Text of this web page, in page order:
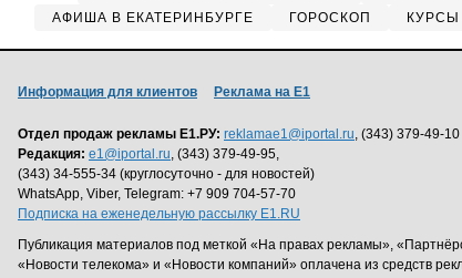
АФИША В ЕКАТЕРИНБУРГЕ
ГОРОСКОП КУРСЫ
Информация для клиентов Реклама на Е1
Отдел продаж рекламы Е1.РУ: reklamae1@iportal.ru, (343) 379-49-10
Редакция: e1@iportal.ru, (343) 379-49-95,
(343) 34-555-34 (круглосуточно - для новостей)
WhatsApp, Viber, Telegram: +7 909 704-57-70
Подписка на еженедельную рассылку E1.RU
Публикация материалов под меткой «На правах рекламы»,
«Новости телекома» и «Новости компаний» оплачена из средств